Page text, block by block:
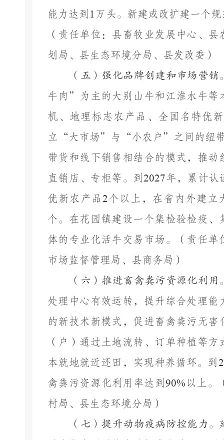
能力达到 1 万头。新建或改扩建一个
（责任单位： 县畜牧业发展中心、县
划局、 县生态环境分局、 县发改委 ）
（五）强化品牌创建和市场营销
牛肉”
为主的大别山牛和江淮水牛
机、地理标志农产品、全国名特优
立 “大市场”与“小农户”之间的纽
带货和线下销售相结合的模式，推
直销店、专柜等。到2027年，累计认
优新农产品2个以上，在省内外建立
个。在花园镇建设一个集检验检疫
体的专业化活牛交易市场。
（责任单
市场监督管理局、 县商务局）
（六）推进畜禽粪污资源化利用
处理中心有效运转，提升综合处理
的新技术新模式，促进畜禽粪污无
（户）通过土地流转、订单种植等
本就地就近还田，实现种养循环。到
禽粪污资源化利用率达到90% 以上。
村局、 县生态环境分局）
（七）提升动物疫病防控能力。